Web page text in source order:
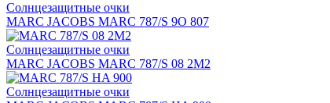
Солнцезащитные очки
MARC JACOBS MARC 787/S 9O 807
Солнцезащитные очки
MARC JACOBS MARC 787/S 08 2M2
Солнцезащитные очки